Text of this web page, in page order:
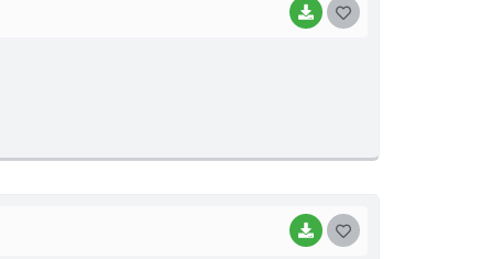
BAIXAR
BAIXAR